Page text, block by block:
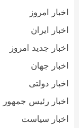
اخبار امروز
اخبار ایران
اخبار جدید امروز
اخبار جهان
اخبار دولتی
اخبار رئیس جمهور
اخبار سیاست